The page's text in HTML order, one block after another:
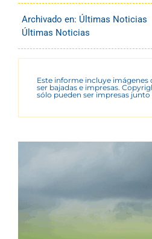
Archivado en: Últimas Noticias
Últimas Noticias
Este informe incluye imágenes
ser bajadas e impresas.
sólo pueden ser impresas